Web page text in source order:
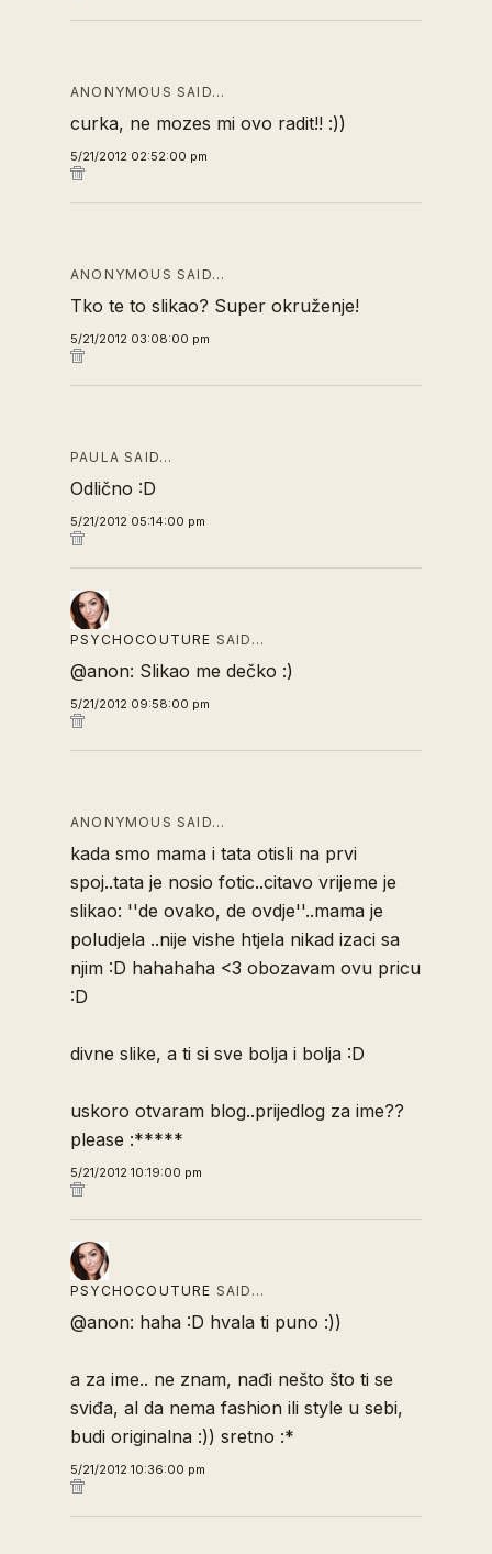
ANONYMOUS SAID…
curka, ne mozes mi ovo radit!! :))
5/21/2012 02:52:00 pm
ANONYMOUS SAID…
Tko te to slikao? Super okruženje!
5/21/2012 03:08:00 pm
PAULA SAID…
Odlično :D
5/21/2012 05:14:00 pm
PSYCHOCOUTURE SAID…
@anon: Slikao me dečko :)
5/21/2012 09:58:00 pm
ANONYMOUS SAID…
kada smo mama i tata otisli na prvi
spoj..tata je nosio fotic..citavo vrijeme je
slikao: ''de ovako, de ovdje''..mama je
poludjela ..nije vishe htjela nikad izaci sa
njim :D hahahaha <3 obozavam ovu pricu
:D
divne slike, a ti si sve bolja i bolja :D
uskoro otvaram blog..prijedlog za ime??
please :*****
5/21/2012 10:19:00 pm
PSYCHOCOUTURE SAID…
@anon: haha :D hvala ti puno :))
a za ime.. ne znam, nađi nešto što ti se
sviđa, al da nema fashion ili style u sebi,
budi originalna :)) sretno :*
5/21/2012 10:36:00 pm